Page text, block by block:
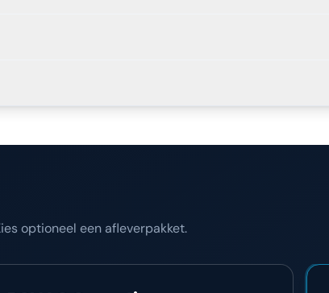
optioneel een afleverpakket.